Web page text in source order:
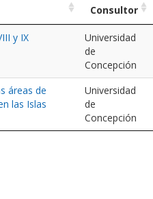
Consultor
y IX
Universidad
de
Concepción
áreas de
las Islas
Universidad
de
Concepción